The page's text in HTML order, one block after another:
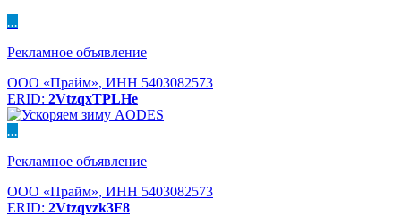
...
Рекламное объявление
ООО «Прайм», ИНН 5403082573
ERID: 2VtzqxTPLHe
...
Рекламное объявление
ООО «Прайм», ИНН 5403082573
ERID: 2Vtzqvzk3F8